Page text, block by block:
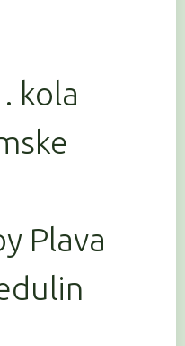
kola
Plava